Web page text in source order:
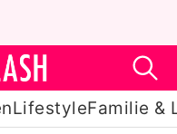
LifestyleFamilie &